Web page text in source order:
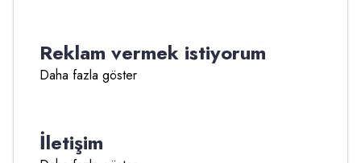
Reklam vermek istiyorum
Daha fazla göster
İletişim